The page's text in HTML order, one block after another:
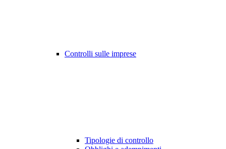
Controlli sulle imprese
Tipologie di controllo